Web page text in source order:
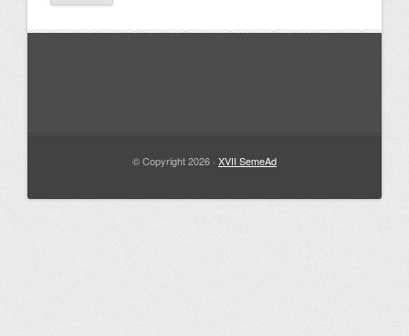
© Copyright 2026 · XVII SemeAd